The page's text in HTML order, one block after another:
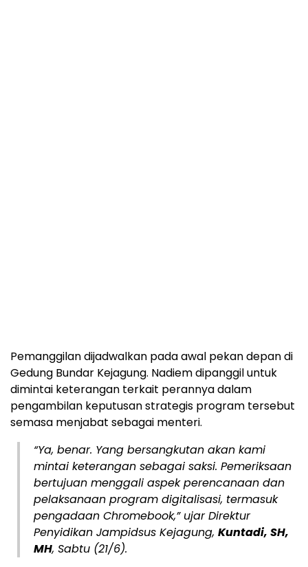
Pemanggilan dijadwalkan pada awal pekan depan di
Gedung Bundar Kejagung. Nadiem dipanggil untuk
dimintai keterangan terkait perannya dalam
pengambilan keputusan strategis program tersebut
semasa menjabat sebagai menteri.
“Ya, benar. Yang bersangkutan akan kami
mintai keterangan sebagai saksi. Pemeriksaan
bertujuan menggali aspek perencanaan dan
pelaksanaan program digitalisasi, termasuk
pengadaan Chromebook,” ujar Direktur
Penyidikan Jampidsus Kejagung, Kuntadi, SH,
MH, Sabtu (21/6).